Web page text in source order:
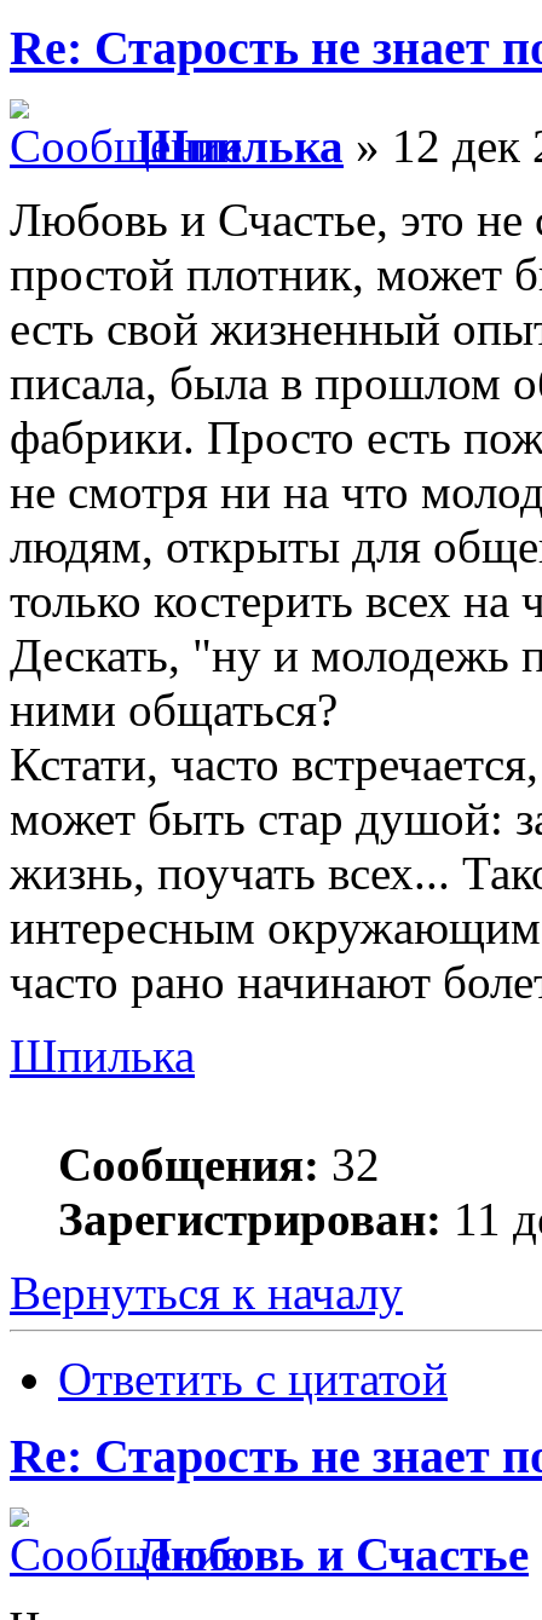
Re: Старость не знает
Шпилька » 12 дек
Любовь и Счастье, это не
простой плотник, может
есть свой жизненный
писала, была в прошлом
фабрики. Просто есть
не смотря ни на что
людям, открыты для
только костерить всех
Дескать, "ну и молодежь
ними общаться?
Кстати, часто
может быть стар душой:
жизнь, поучать всех...
интересным
часто рано начинают
Шпилька
Сообщения: 32
Зарегистрирован: 11
Вернуться к началу
Ответить с цитатой
Re: Старость не знает
Любовь и Счастье